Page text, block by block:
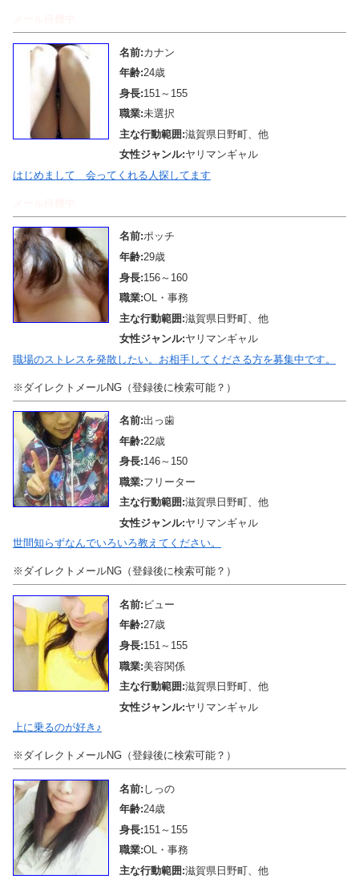
名前:カナン
年齢:24歳
身長:151～155
職業:未選択
主な行動範囲:滋賀県日野町、他
女性ジャンル:ヤリマンギャル
はじめまして 会ってくれる人探してます
名前:ポッチ
年齢:29歳
身長:156～160
職業:OL・事務
主な行動範囲:滋賀県日野町、他
女性ジャンル:ヤリマンギャル
職場のストレスを発散したい。お相手してくださる方を募集中です。
※ダイレクトメールNG（登録後に検索可能？）
名前:出っ歯
年齢:22歳
身長:146～150
職業:フリーター
主な行動範囲:滋賀県日野町、他
女性ジャンル:ヤリマンギャル
世間知らずなんでいろいろ教えてください。
※ダイレクトメールNG（登録後に検索可能？）
名前: ビュー
年齢:27歳
身長:151～155
職業:美容関係
主な行動範囲:滋賀県日野町、他
女性ジャンル:ヤリマンギャル
上に乗るのが好き♪
※ダイレクトメールNG（登録後に検索可能？）
名前: しっの
年齢:24歳
身長:151～155
職業:OL・事務
主な行動範囲:滋賀県日野町、他